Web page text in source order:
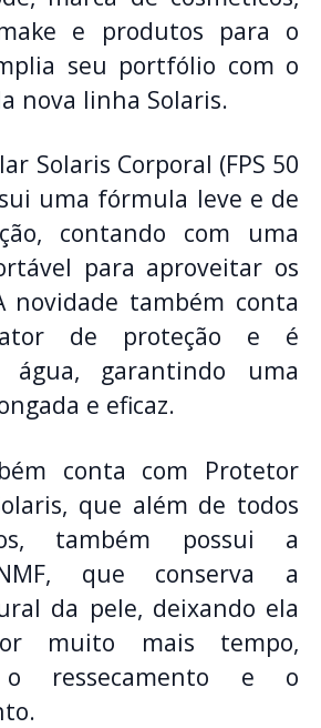
e produtos para o
seu portfólio com o
nova linha Solaris.
Solaris Corporal (FPS 50
uma fórmula leve e de
contando com uma
para aproveitar os
novidade também conta
de proteção e é
água, garantindo uma
e eficaz.
conta com Protetor
que além de todos
também possui a
que conserva a
da pele, deixando ela
muito mais tempo,
o ressecamento e o